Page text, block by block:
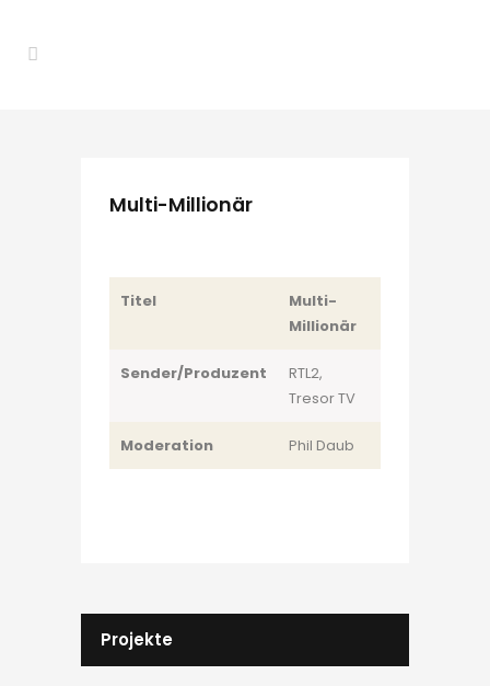
Multi-Millionär
Titel
Multi-
Millionär
Sender/Produzent
RTL2,
Tresor TV
Moderation Phil Daub
Projekte